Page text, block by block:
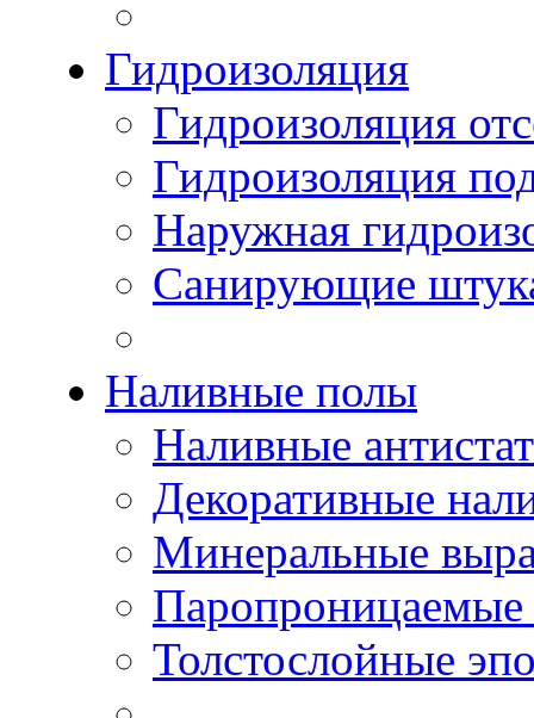
Гидроизоляция
Гидроизоляция
Гидроизоляция
Наружная
Санирующие
Наливные полы
Наливные
Декоративные
Минеральные
Толстослойные